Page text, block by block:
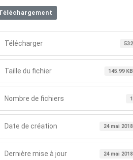
Télécharger 532
Taille du fichier 145.99 KB
Nombre de fichiers 1
Date de création 24 mai 2018
Dernière mise à jour 24 mai 2018